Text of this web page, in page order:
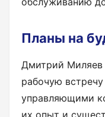
Планы на
Дмитрий Миляев
рабочую
управляющими
их опыт и